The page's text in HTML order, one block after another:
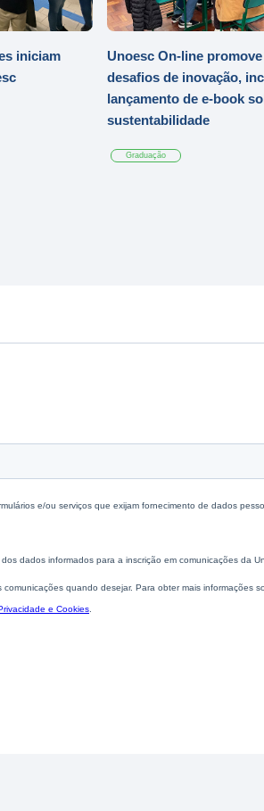
iniciam
Unoesc On-line
desafios de inovação,
lançamento de e-book
sustentabilidade
Graduação